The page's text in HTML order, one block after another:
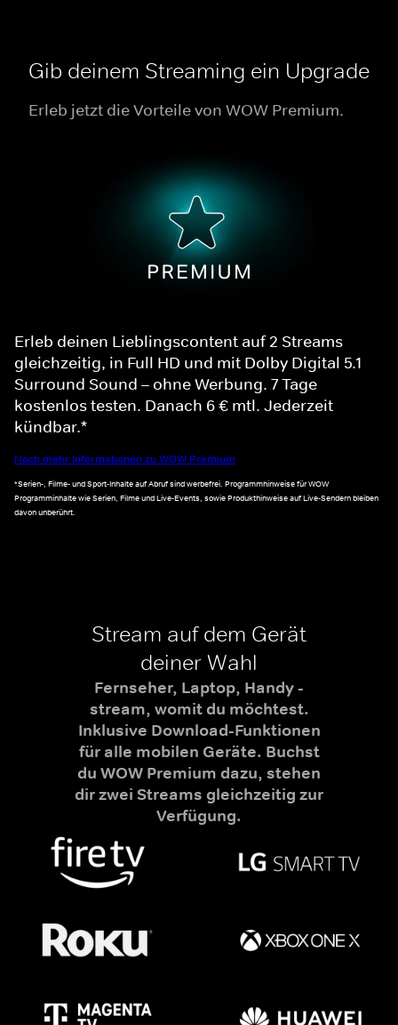
Gib deinem Streaming ein Upgrade
Erleb jetzt die Vorteile von WOW Premium.
Erleb deinen Lieblingscontent auf 2 Streams
gleichzeitig, in Full HD und mit Dolby Digital 5.1
Surround Sound – ohne Werbung. 7 Tage
kostenlos testen. Danach 6 € mtl. Jederzeit
kündbar.*
Noch mehr Informationen zu WOW Premium
*Serien-, Filme- und Sport-Inhalte auf Abruf sind werbefrei. Programmhinweise für WOW
Programminhalte wie Serien, Filme und Live-Events, sowie Produkthinweise auf Live-Sendern bleiben
davon unberührt.
Stream auf dem Gerät
deiner Wahl
Fernseher, Laptop, Handy -
stream, womit du möchtest.
Inklusive Download-Funktionen
für alle mobilen Geräte. Buchst
du WOW Premium dazu, stehen
dir zwei Streams gleichzeitig zur
Verfügung.